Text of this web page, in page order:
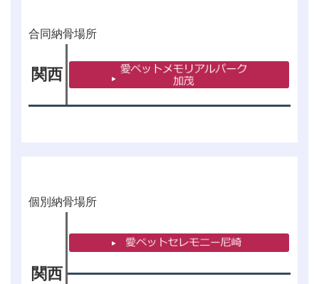
合同納骨場所
関西
個別納骨場所
関西